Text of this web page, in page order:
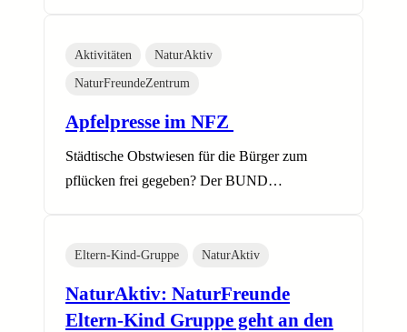
Aktivitäten NaturAktiv
NaturFreundeZentrum
Apfelpresse im NFZ
Städtische Obstwiesen für die Bürger zum
pflücken frei gegeben? Der BUND…
Eltern-Kind-Gruppe NaturAktiv
NaturAktiv: NaturFreunde
Eltern-Kind Gruppe geht an den